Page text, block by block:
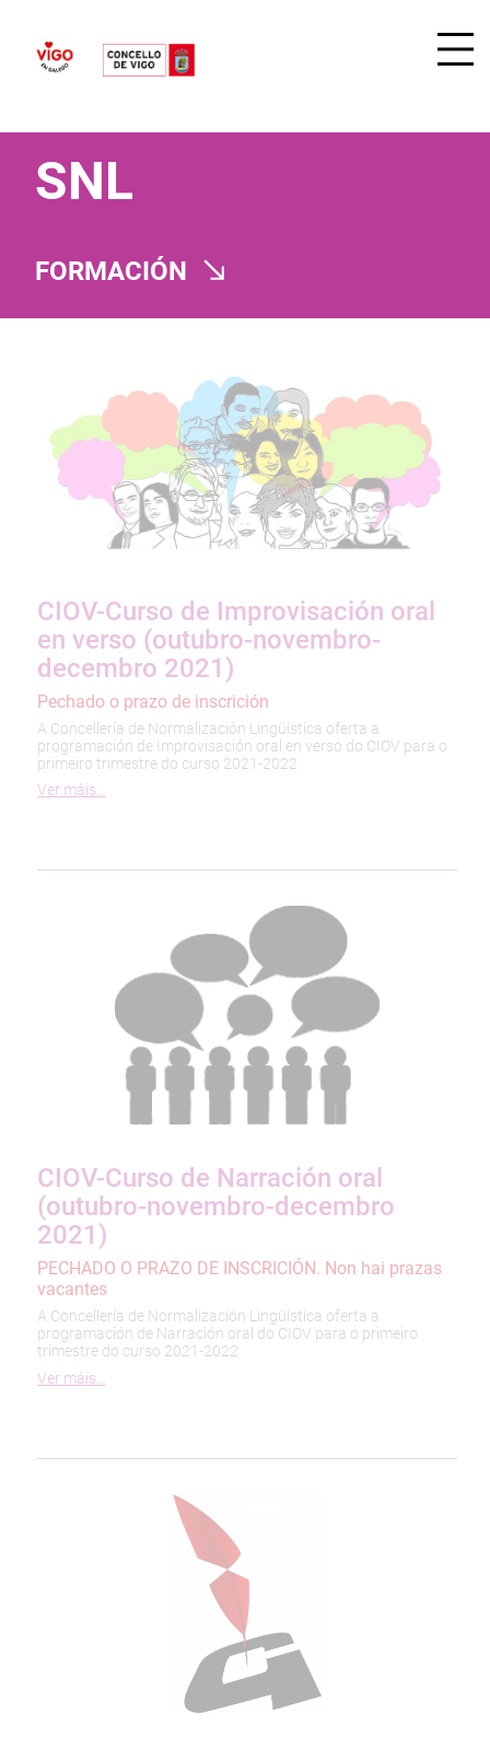
SNL
FORMACIÓN
CIOV-Curso de Improvisación oral
en verso (outubro-novembro-
decembro 2021)
Pechado o prazo de inscrición
A Concellería de Normalización Lingüística oferta a
programación de Improvisación oral en verso do CIOV para o
primeiro trimestre do curso 2021-2022
Ver máis…
CIOV-Curso de Narración oral
(outubro-novembro-decembro
2021)
PECHADO O PRAZO DE INSCRICIÓN. Non hai prazas
vacantes
A Concellería de Normalización Lingüística oferta a
programación de Narración oral do CIOV para o primeiro
trimestre do curso 2021-2022
Ver máis…